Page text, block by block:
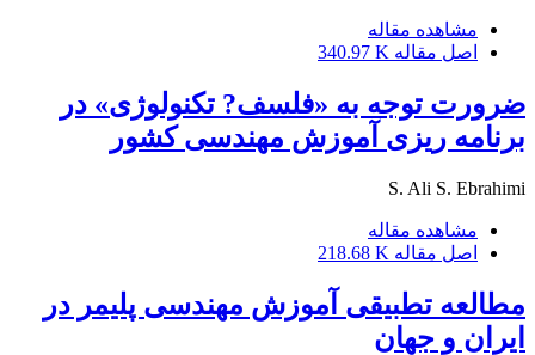
مشاهده مقاله
اصل مقاله 340.97 K
ضرورت توجه به «فلسف? تکنولوژی» در
برنامه ریزی آموزش مهندسی کشور
S. Ali S. Ebrahimi
مشاهده مقاله
اصل مقاله 218.68 K
مطالعه تطبیقی آموزش مهندسی پلیمر در
ایران و جهان